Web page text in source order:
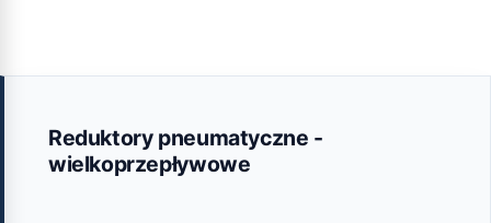
Reduktory pneumatyczne -
wielkoprzepływowe